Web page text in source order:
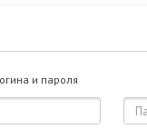
и пароля